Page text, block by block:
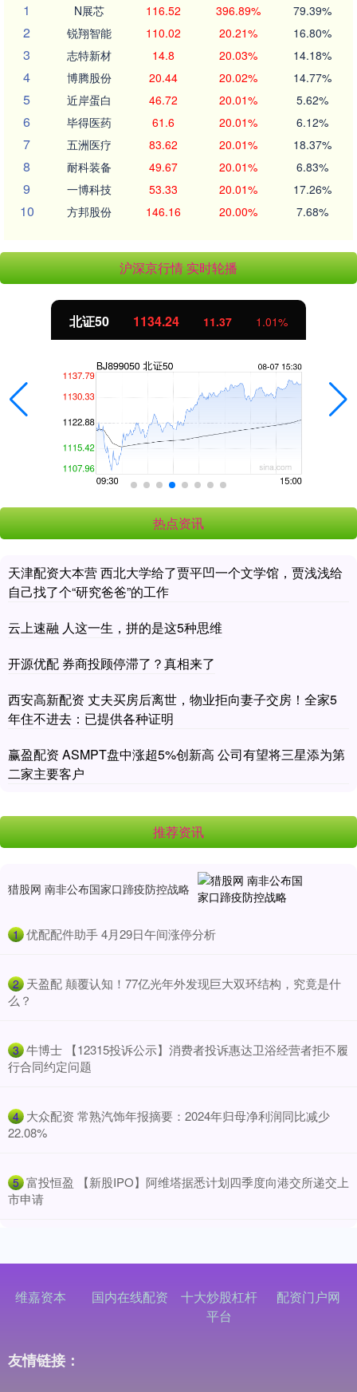
1
N展芯 116.52 396.89% 79.39%
2 锐翔智能 110.02 20.21% 16.80%
3 志特新材 14.8 20.03% 14.18%
4 博腾股份 20.44 20.02% 14.77%
5 近岸蛋白 46.72 20.01% 5.62%
6 毕得医药 61.6 20.01% 6.12%
7 五洲医疗 83.62 20.01% 18.37%
8 耐科装备 49.67 20.01% 6.83%
9 一博科技 53.33 20.01% 17.26%
10 方邦股份 146.16 20.00% 7.68%
沪深京行情 实时轮播
北证50 1134.24 11.37 1.01%
热点资讯
天津配资大本营 西北大学给了贾平凹一个文学馆，贾浅浅给
自己找了个“研究爸爸”的工作
云上速融 人这一生，拼的是这5种思维
开源优配 券商投顾停滞了？真相来了
西安高新配资 丈夫买房后离世，物业拒向妻子交房！全家5
年住不进去：已提供各种证明
赢盈配资 ASMPT盘中涨超5%创新高 公司有望将三星添为第
二家主要客户
推荐资讯
猎股网 南非公布国家口蹄疫防控战略
1 ​优配配件助手 4月29日午间涨停分析
2 ​天盈配 颠覆认知！77亿光年外发现巨大双环结构，究竟是什
么？
3 ​牛博士 【12315投诉公示】消费者投诉惠达卫浴经营者拒不履
行合同约定问题
4 ​大众配资 常熟汽饰年报摘要：2024年归母净利润同比减少
22.08%
5 ​富投恒盈 【新股IPO】阿维塔据悉计划四季度向港交所递交上
市申请
维嘉资本 国内在线配资
十大炒股杠杆
平台
配资门户网
友情链接：